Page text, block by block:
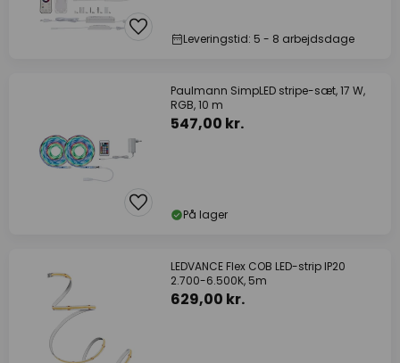
Leveringstid: 5 - 8 arbejdsdage
Paulmann SimpLED stripe-sæt, 17 W,
RGB, 10 m
547,00 kr.
På lager
LEDVANCE Flex COB LED-strip IP20
2.700-6.500K, 5m
629,00 kr.